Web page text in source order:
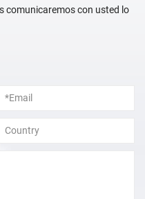
comunicaremos con usted lo